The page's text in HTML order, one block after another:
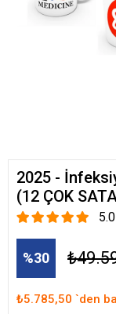
2025 -
(12 ÇOK
5.0
30
₺5.785,50 `den